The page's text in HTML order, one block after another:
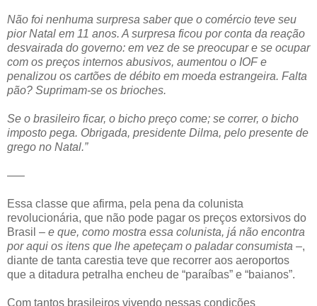
Não foi nenhuma surpresa saber que o comércio teve seu
pior Natal em 11 anos. A surpresa ficou por conta da reação
desvairada do governo: em vez de se preocupar e se ocupar
com os preços internos abusivos, aumentou o IOF e
penalizou os cartões de débito em moeda estrangeira. Falta
pão? Suprimam-se os brioches.
Se o brasileiro ficar, o bicho preço come; se correr, o bicho
imposto pega. Obrigada, presidente Dilma, pelo presente de
grego no Natal.”
—–
Essa classe que afirma, pela pena da colunista
revolucionária, que não pode pagar os preços extorsivos do
Brasil – e que, como mostra essa colunista, já não encontra
por aqui os itens que lhe apeteçam o paladar consumista –,
diante de tanta carestia teve que recorrer aos aeroportos
que a ditadura petralha encheu de “paraíbas” e “baianos”.
Com tantos brasileiros vivendo nessas condições